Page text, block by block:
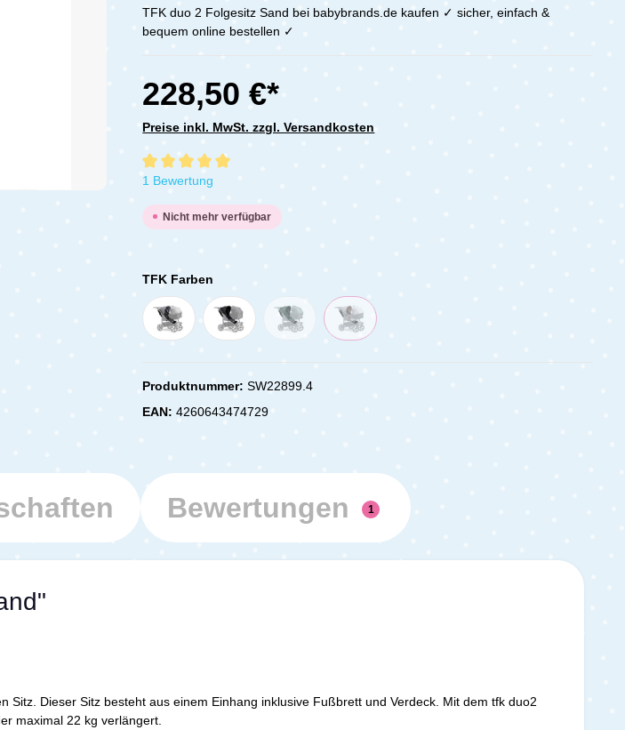
TFK duo 2 Folgesitz Sand bei babybrands.de kaufen ✓ sicher, einfach &
bequem online bestellen ✓
228,50 €*
Preise inkl. MwSt. zzgl. Versandkosten
Durchschnittliche Bewertung von 5 von 5 Sternen
1 Bewertung
Nicht mehr verfügbar
TFK Farben
Produktnummer:SW22899.4
EAN:4260643474729
Bewertungen 1
Dieser Sitz besteht aus einem Einhang inklusive Fußbrett und Verdeck. Mit dem tfk duo2
maximal 22 kg verlängert.